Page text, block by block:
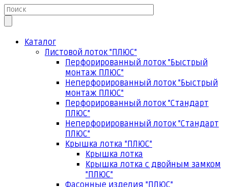
Каталог
Листовой лоток "ПЛЮС"
Перфорированный лоток "Быстрый
монтаж ПЛЮС"
Неперфорированный лоток "Быстрый
монтаж ПЛЮС"
Перфорированный лоток "Стандарт
ПЛЮС"
Неперфорированный лоток "Стандарт
ПЛЮС"
Крышка лотка "ПЛЮС"
Крышка лотка
Крышка лотка с двойным замком
"ПЛЮС"
Фасонные изделия "ПЛЮС"